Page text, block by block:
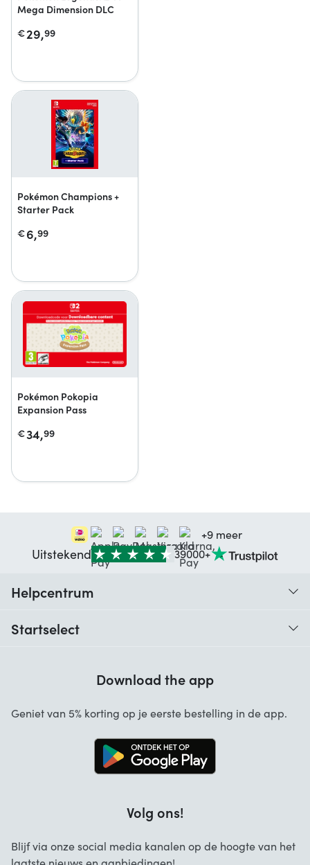
Mega Dimension DLC
€29,99
Pokémon Champions +
Starter Pack
€6,99
Pokémon Pokopia
Expansion Pass
€34,99
+9 meer
Uitstekend 39000+
Helpcentrum
Startselect
Startselect App
Zakelijke Oplossingen
Download the app
Geniet van 5% korting op je eerste bestelling in de app.
Volg ons!
Blijf via onze social media kanalen op de hoogte van het